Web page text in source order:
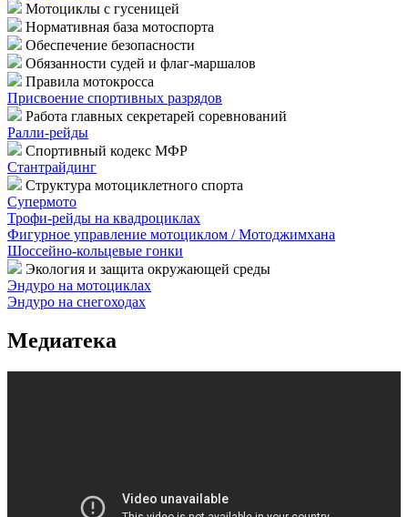
Мотоциклы с гусеницей
Нормативная база мотоспорта
Обеспечение безопасности
Обязанности судей и флаг-маршалов
Правила мотокросса
Присвоение спортивных разрядов
Работа главных секретарей соревнований
Ралли-рейды
Спортивный кодекс МФР
Стантрайдинг
Структура мотоциклетного спорта
Супермото
Трофи-рейды на квадроциклах
Фигурное управление мотоциклом / Мотоджимхана
Шоссейно-кольцевые гонки
Экология и защита окружающей среды
Эндуро на мотоциклах
Эндуро на снегоходах
Медиатека